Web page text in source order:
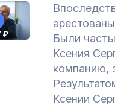
Были
Ксения
компанию,
Ксении